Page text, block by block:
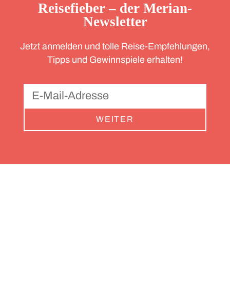
Reisefieber – der Merian-
Newsletter
Jetzt anmelden und tolle Reise-Empfehlungen,
Tipps und Gewinnspiele erhalten!
WEITER